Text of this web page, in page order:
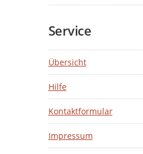
Service
Übersicht
Hilfe
Kontaktformular
Impressum